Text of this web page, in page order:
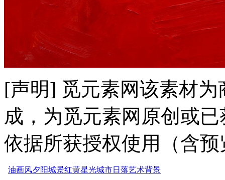
[声明] 觅元素网该素材
成，为觅元素网原创或
依据所获授权使用（含
油画风夕阳城景红黄星光城市日落艺术背景